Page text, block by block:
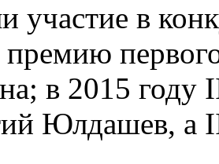
участие в
в 2015 году
Юлдашев, а